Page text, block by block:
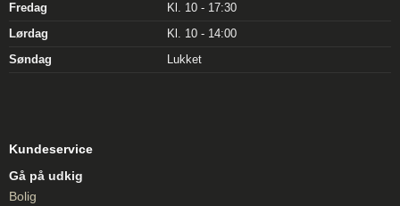
Fredag
Kl. 10 - 17:30
Lørdag
Kl. 10 - 14:00
Søndag
Lukket
Kundeservice
Gå på udkig
Bolig